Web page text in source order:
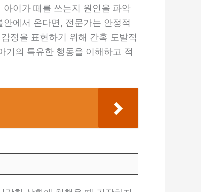
이가 떼를 쓰는지 원인을 파악
에서 온다면, 전문가는 안정적
정을 표현하기 위해 간혹 도발적
기의 특유한 행동을 이해하고 적